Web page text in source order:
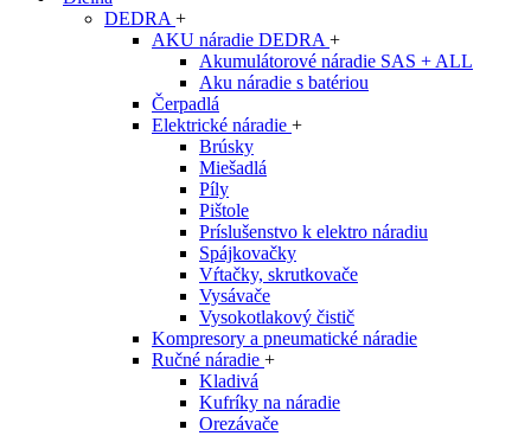
DEDRA +
AKU náradie DEDRA +
Akumulátorové náradie SAS + ALL
Aku náradie s batériou
Čerpadlá
Elektrické náradie +
Brúsky
Miešadlá
Píly
Pištole
Príslušenstvo k elektro náradiu
Spájkovačky
Vŕtačky, skrutkovače
Vysávače
Vysokotlakový čistič
Kompresory a pneumatické náradie
Ručné náradie +
Kladivá
Kufríky na náradie
Orezávače